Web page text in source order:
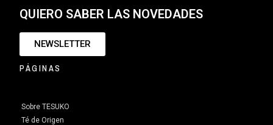
QUIERO SABER LAS NOVEDADES
NEWSLETTER
PÁGINAS
Sobre TESUKO
Té de Origen